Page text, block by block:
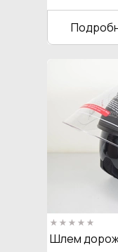
Шлем